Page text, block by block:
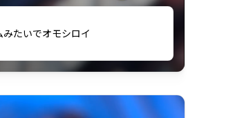
推しモビを探してビッグサイトで6時
在してしまった
モーターショーがアプリでもっと楽
した